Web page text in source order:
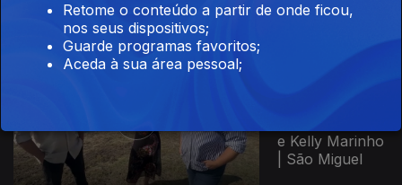
e Kelly Marinho
| São Miguel
Retome o conteúdo a partir de onde ficou,
nos seus dispositivos;
Guarde programas favoritos;
Aceda à sua área pessoal;